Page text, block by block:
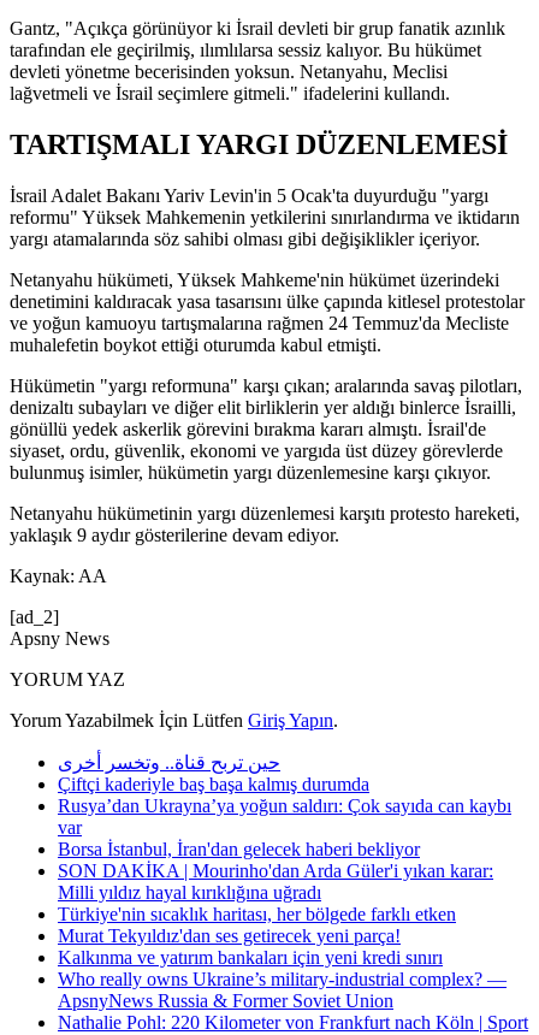
Gantz, "Açıkça görünüyor ki İsrail devleti bir grup fanatik azınlık
tarafından ele geçirilmiş, ılımlılarsa sessiz kalıyor. Bu hükümet
devleti yönetme becerisinden yoksun. Netanyahu, Meclisi
lağvetmeli ve İsrail seçimlere gitmeli." ifadelerini kullandı.
TARTIŞMALI YARGI DÜZENLEMESİ
İsrail Adalet Bakanı Yariv Levin'in 5 Ocak'ta duyurduğu "yargı
reformu" Yüksek Mahkemenin yetkilerini sınırlandırma ve iktidarın
yargı atamalarında söz sahibi olması gibi değişiklikler içeriyor.
Netanyahu hükümeti, Yüksek Mahkeme'nin hükümet üzerindeki
denetimini kaldıracak yasa tasarısını ülke çapında kitlesel protestolar
ve yoğun kamuoyu tartışmalarına rağmen 24 Temmuz'da Mecliste
muhalefetin boykot ettiği oturumda kabul etmişti.
Hükümetin "yargı reformuna" karşı çıkan; aralarında savaş pilotları,
denizaltı subayları ve diğer elit birliklerin yer aldığı binlerce İsrailli,
gönüllü yedek askerlik görevini bırakma kararı almıştı. İsrail'de
siyaset, ordu, güvenlik, ekonomi ve yargıda üst düzey görevlerde
bulunmuş isimler, hükümetin yargı düzenlemesine karşı çıkıyor.
Netanyahu hükümetinin yargı düzenlemesi karşıtı protesto hareketi,
yaklaşık 9 aydır gösterilerine devam ediyor.
Kaynak: AA
[ad_2]
Apsny News
YORUM YAZ
Yorum Yazabilmek İçin Lütfen Giriş Yapın.
حين تربح قناة.. وتخسر أخرى
Çiftçi kaderiyle baş başa kalmış durumda
Rusya’dan Ukrayna’ya yoğun saldırı: Çok sayıda can kaybı
var
Borsa İstanbul, İran'dan gelecek haberi bekliyor
SON DAKİKA | Mourinho'dan Arda Güler'i yıkan karar:
Milli yıldız hayal kırıklığına uğradı
Türkiye'nin sıcaklık haritası, her bölgede farklı etken
Murat Tekyıldız'dan ses getirecek yeni parça!
Kalkınma ve yatırım bankaları için yeni kredi sınırı
Who really owns Ukraine’s military-industrial complex? —
ApsnyNews Russia & Former Soviet Union
Nathalie Pohl: 220 Kilometer von Frankfurt nach Köln | Sport